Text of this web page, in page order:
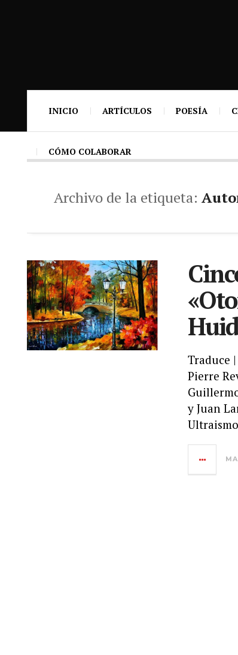
INICIO ARTÍCULOS POESÍA
CÓMO COLABORAR
Archivo de la etiqueta:
Traduce
Pierre
y Juan